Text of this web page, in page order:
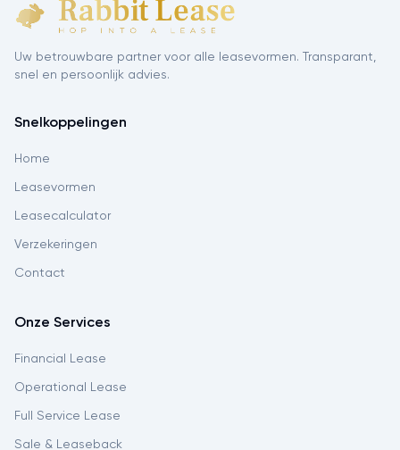
Uw betrouwbare partner voor alle leasevormen. Transparant,
snel en persoonlijk advies.
Snelkoppelingen
Home
Leasevormen
Leasecalculator
Verzekeringen
Contact
Onze Services
Financial Lease
Operational Lease
Full Service Lease
Sale & Leaseback